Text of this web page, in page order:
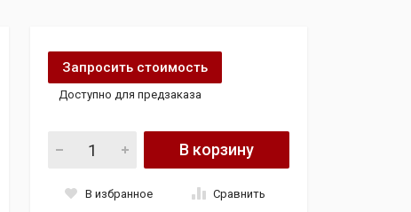
Запросить стоимость
Доступно для предзаказа
Карданный вал audi A5 A4 B8 от 12г. рест quantity
В корзину
В избранное Сравнить